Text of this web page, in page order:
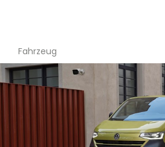
Fahrzeug